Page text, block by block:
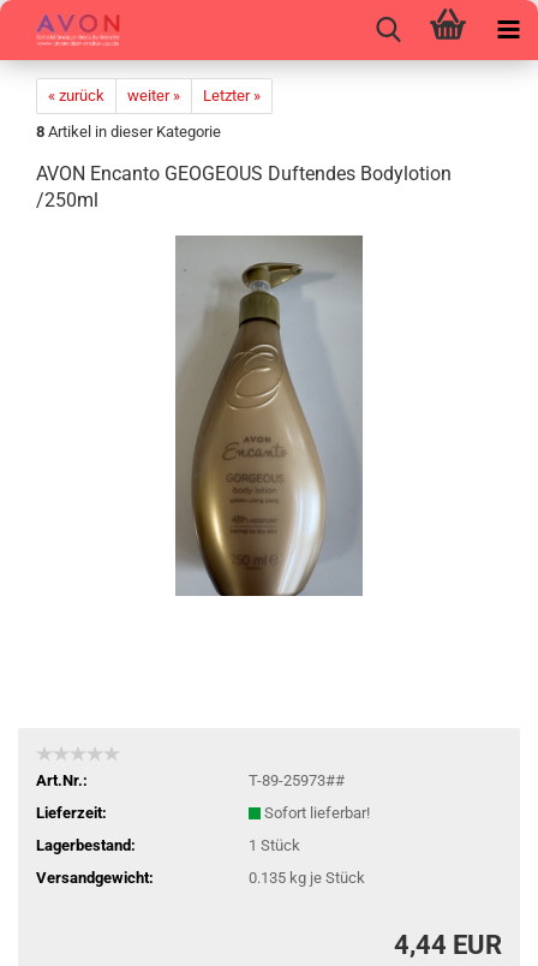
« zurück weiter »
Letzter »
8 Artikel in dieser Kategorie
AVON En­can­to GEO­GE­OUS Duf­ten­des Bo­dy­lo­tion
/250ml
Art.Nr.:
T-89-25973##
Lieferzeit:
Sofort lieferbar!
Lagerbestand:
1 Stück
Versandgewicht:
0.135kg je Stück
4,44 EUR